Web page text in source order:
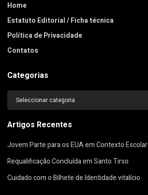
Home
Estatuto Editorial / Ficha técnica
Política de Privacidade
Contatos
Categorias
Categorias
Artigos Recentes
Jovem Parte para os EUA em Contexto Escolar
Requalificação Concluída em Santo Tirso
Cuidado com o Bilhete de Identidade vitalício